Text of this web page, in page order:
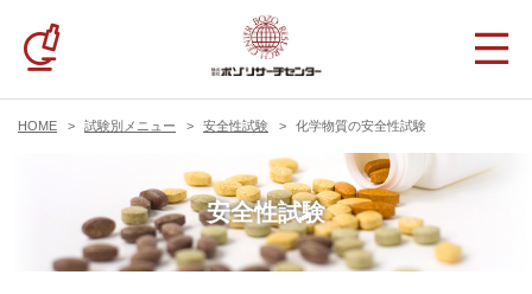
HOME 試験別メニュー 安全性試験 化学物質の安全性試験
安全性試験